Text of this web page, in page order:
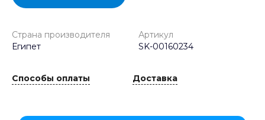
Страна производителя
Египет
Артикул
SK-00160234
Способы оплаты Доставка